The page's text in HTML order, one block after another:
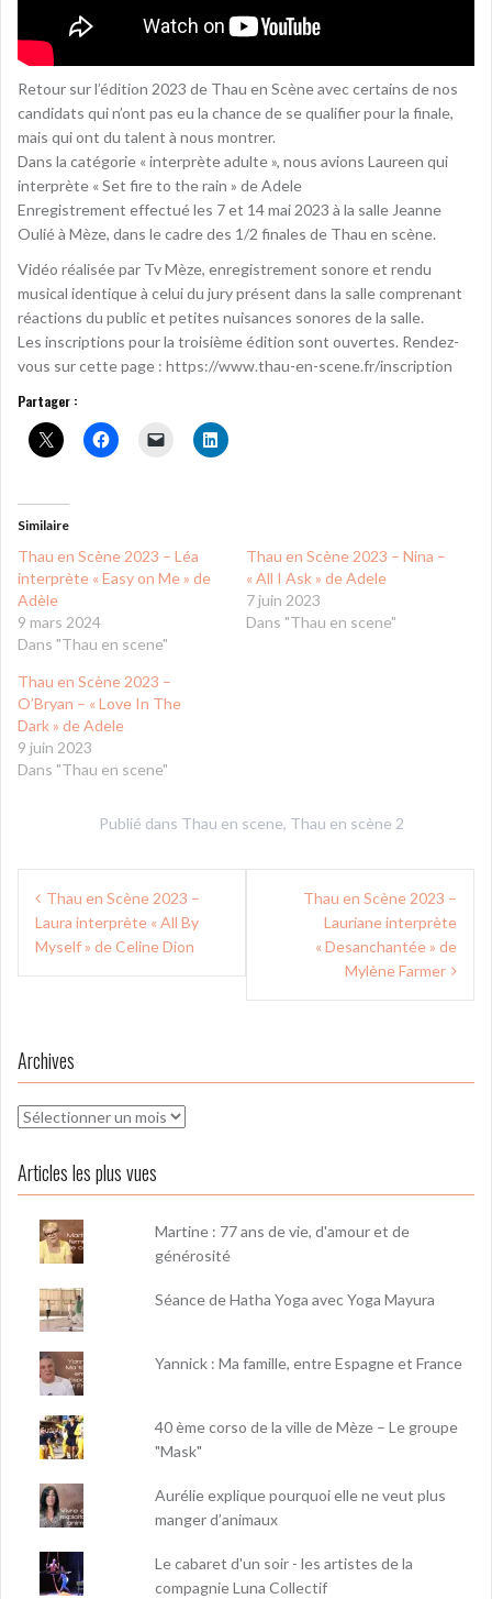
Retour sur l’édition 2023 de Thau en Scène avec certains de nos
candidats qui n’ont pas eu la chance de se qualifier pour la finale,
mais qui ont du talent à nous montrer.
Dans la catégorie « interprète adulte », nous avions Laureen qui
interprète « Set fire to the rain » de Adele
Enregistrement effectué les 7 et 14 mai 2023 à la salle Jeanne
Oulié à Mèze, dans le cadre des 1/2 finales de Thau en scène.
Vidéo réalisée par Tv Mèze, enregistrement sonore et rendu
musical identique à celui du jury présent dans la salle comprenant
réactions du public et petites nuisances sonores de la salle.
Les inscriptions pour la troisième édition sont ouvertes. Rendez-
vous sur cette page : https://www.thau-en-scene.fr/inscription
Partager :
Similaire
Thau en Scène 2023 – Léa
interprète « Easy on Me » de
Adèle
9 mars 2024
Dans "Thau en scene"
Thau en Scène 2023 – Nina –
« All I Ask » de Adele
7 juin 2023
Dans "Thau en scene"
Thau en Scène 2023 –
O’Bryan – « Love In The
Dark » de Adele
9 juin 2023
Dans "Thau en scene"
Publié dans Thau en scene, Thau en scène 2
Navigation
de
l’article
Thau en Scène 2023 –
Laura interprète « All By
Myself » de Celine Dion
Thau en Scène 2023 –
Lauriane interprète
« Desanchantée » de
Mylène Farmer
Archives
Archives
Articles les plus vues
Martine : 77 ans de vie, d'amour et de
générosité
Séance de Hatha Yoga avec Yoga Mayura
Yannick : Ma famille, entre Espagne et France
40 ème corso de la ville de Mèze – Le groupe
"Mask"
Aurélie explique pourquoi elle ne veut plus
manger d’animaux
Le cabaret d'un soir - les artistes de la
compagnie Luna Collectif